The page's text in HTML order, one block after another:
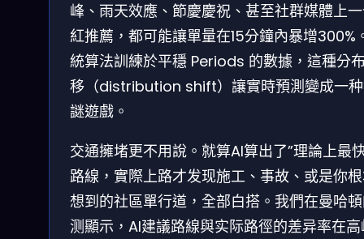
峰、雨天效應、節慶慶祝、甚至社群媒體上
紅推薦，都可能讓單量在15分鐘內暴增300%
統算法訓練於平穩 Periods 的數據，這種分
移（distribution shift）讓實時預測變成一
謎遊戲。
交通擁堵更不用說。就算AI算出了”理論上最
路線，實際上路才发现施工、事故、或是你
想到的社區單行道，全部白搭。我們在曼哈
测顯示，AI建議路線與实际路徑的差异率在